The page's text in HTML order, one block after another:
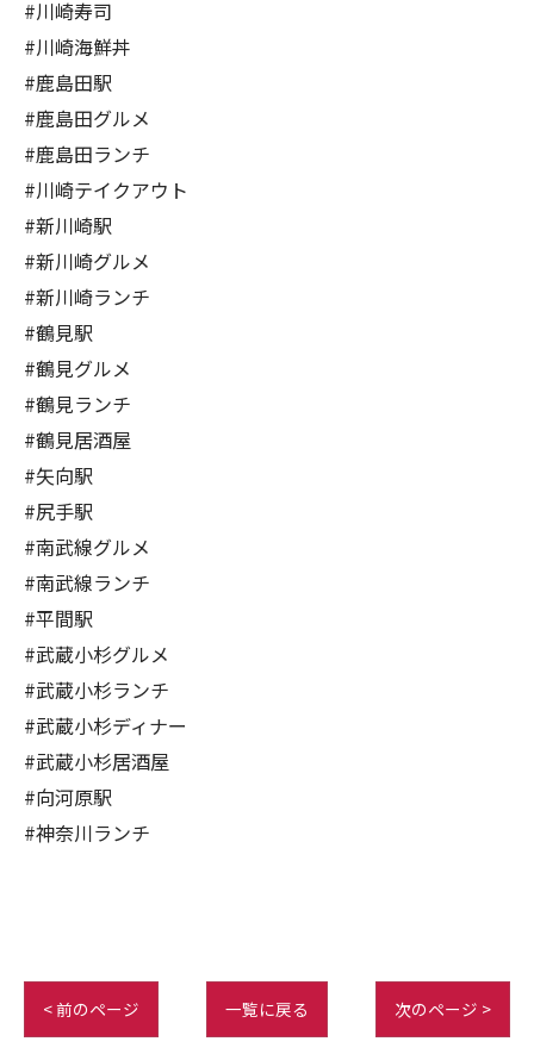
#川崎寿司
#川崎海鮮丼
#鹿島田駅
#鹿島田グルメ
#鹿島田ランチ
#川崎テイクアウト
#新川崎駅
#新川崎グルメ
#新川崎ランチ
#鶴見駅
#鶴見グルメ
#鶴見ランチ
#鶴見居酒屋
#矢向駅
#尻手駅
#南武線グルメ
#南武線ランチ
#平間駅
#武蔵小杉グルメ
#武蔵小杉ランチ
#武蔵小杉ディナー
#武蔵小杉居酒屋
#向河原駅
#神奈川ランチ
< 前のページ 一覧に戻る 次のページ >